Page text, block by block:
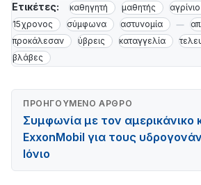
Ετικέτες: καθηγητή μαθητής αγρίνιο
15χρονος
σύμφωνα αστυνομία
προκάλεσαν
ύβρεις καταγγελία
βλάβες
ΠΡΟΗΓΟΎΜΕΝΟ ΆΡΘΡΟ
Συμφωνία με τον αμερικάνικο
ExxonMobil για τους
Ιόνιο